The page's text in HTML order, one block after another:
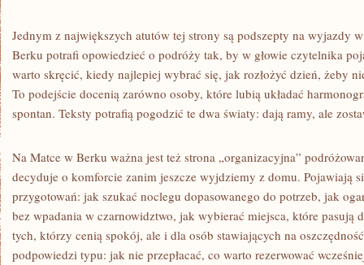
Jednym z największych atutów tej strony są podszepty na wyjazdy
Berku potrafi opowiedzieć o podróży tak, by w głowie czytelnika
warto skręcić, kiedy najlepiej wybrać się, jak rozłożyć dzień, żeby
To podejście docenią zarówno osoby, które lubią układać
spontan. Teksty potrafią pogodzić te dwa światy: dają ramy, ale
Na Matce w Berku ważna jest też strona „organizacyjna”
decyduje o komforcie zanim jeszcze wyjdziemy z domu. Pojawiają
przygotowań: jak szukać noclegu dopasowanego do potrzeb, jak
bez wpadania w czarnowidztwo, jak wybierać miejsca, które pasują
tych, którzy cenią spokój, ale i dla osób stawiających na
podpowiedzi typu: jak nie przepłacać, co warto rezerwować